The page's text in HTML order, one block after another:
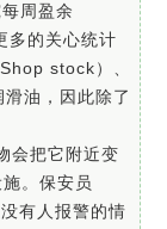
周盈余
多的关心统计
stock）、
油，因此除了
会把它附近变
。保安员
有人报警的情